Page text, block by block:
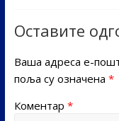
Оставите
Ваша адреса е-
поља су означена *
Коментар *